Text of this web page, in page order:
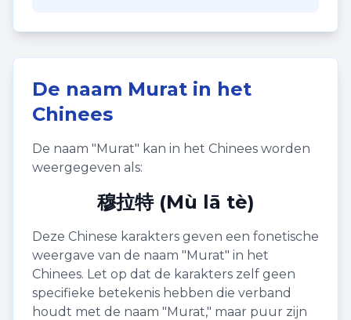
De naam Murat in het
Chinees
De naam "Murat" kan in het Chinees worden
weergegeven als:
穆拉特 (Mù lā tè)
Deze Chinese karakters geven een fonetische
weergave van de naam "Murat" in het
Chinees. Let op dat de karakters zelf geen
specifieke betekenis hebben die verband
houdt met de naam "Murat," maar puur zijn